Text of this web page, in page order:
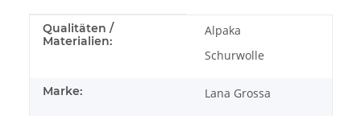
Produkteigenschaft
Wert
Qualitäten /
Materialien:
Alpaka
Schurwolle
Marke: Lana Grossa